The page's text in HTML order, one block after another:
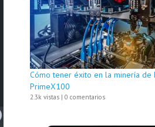
Cómo tener éxito en la minería de
PrimeX100
2.3k vistas | 0 comentarios